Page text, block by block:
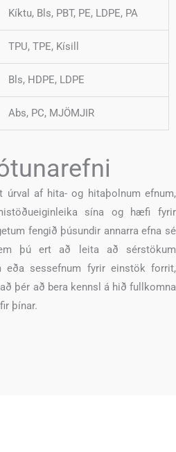
Kíktu, Bls, PBT, PE, LDPE, PA
TPU, TPE, Kísill
Bls, HDPE, LDPE
Abs, PC, MJÖMJIR
úrval af hita- og hitaþolnum efnum,
sína og hæfi fyrir
fengið þúsundir annarra efna sé
þú ert að leita að sérstökum
eða sessefnum fyrir einstök forrit,
þér að bera kennsl á hið fullkomna
þínar.